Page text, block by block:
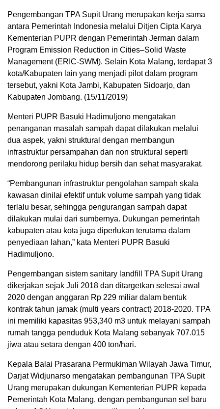
Pengembangan TPA Supit Urang merupakan kerja sama
antara Pemerintah Indonesia melalui Ditjen Cipta Karya
Kementerian PUPR dengan Pemerintah Jerman dalam
Program Emission Reduction in Cities–Solid Waste
Management (ERIC-SWM). Selain Kota Malang, terdapat 3
kota/Kabupaten lain yang menjadi pilot dalam program
tersebut, yakni Kota Jambi, Kabupaten Sidoarjo, dan
Kabupaten Jombang. (15/11/2019)
Menteri PUPR Basuki Hadimuljono mengatakan
penanganan masalah sampah dapat dilakukan melalui
dua aspek, yakni struktural dengan membangun
infrastruktur persampahan dan non struktural seperti
mendorong perilaku hidup bersih dan sehat masyarakat.
“Pembangunan infrastruktur pengolahan sampah skala
kawasan dinilai efektif untuk volume sampah yang tidak
terlalu besar, sehingga pengurangan sampah dapat
dilakukan mulai dari sumbernya. Dukungan pemerintah
kabupaten atau kota juga diperlukan terutama dalam
penyediaan lahan,” kata Menteri PUPR Basuki
Hadimuljono.
Pengembangan sistem sanitary landfill TPA Supit Urang
dikerjakan sejak Juli 2018 dan ditargetkan selesai awal
2020 dengan anggaran Rp 229 miliar dalam bentuk
kontrak tahun jamak (multi years contract) 2018-2020. TPA
ini memiliki kapasitas 953,340 m3 untuk melayani sampah
rumah tangga penduduk Kota Malang sebanyak 707.015
jiwa atau setara dengan 400 ton/hari.
Kepala Balai Prasarana Permukiman Wilayah Jawa Timur,
Darjat Widjunarso mengatakan pembangunan TPA Supit
Urang merupakan dukungan Kementerian PUPR kepada
Pemerintah Kota Malang, dengan pembangunan sel baru